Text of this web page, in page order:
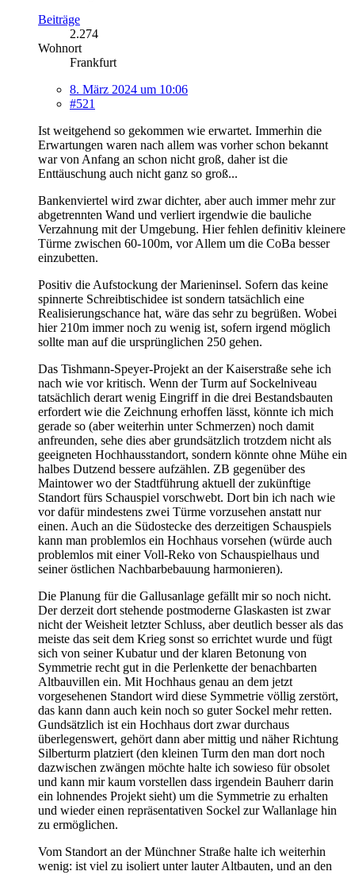
Beiträge
2.274
Wohnort
Frankfurt
8. März 2024 um 10:06
#521
Ist weitgehend so gekommen wie erwartet. Immerhin die
Erwartungen waren nach allem was vorher schon bekannt
war von Anfang an schon nicht groß, daher ist die
Enttäuschung auch nicht ganz so groß...
Bankenviertel wird zwar dichter, aber auch immer mehr zur
abgetrennten Wand und verliert irgendwie die bauliche
Verzahnung mit der Umgebung. Hier fehlen definitiv kleinere
Türme zwischen 60-100m, vor Allem um die CoBa besser
einzubetten.
Positiv die Aufstockung der Marieninsel. Sofern das keine
spinnerte Schreibtischidee ist sondern tatsächlich eine
Realisierungschance hat, wäre das sehr zu begrüßen. Wobei
hier 210m immer noch zu wenig ist, sofern irgend möglich
sollte man auf die ursprünglichen 250 gehen.
Das Tishmann-Speyer-Projekt an der Kaiserstraße sehe ich
nach wie vor kritisch. Wenn der Turm auf Sockelniveau
tatsächlich derart wenig Eingriff in die drei Bestandsbauten
erfordert wie die Zeichnung erhoffen lässt, könnte ich mich
gerade so (aber weiterhin unter Schmerzen) noch damit
anfreunden, sehe dies aber grundsätzlich trotzdem nicht als
geeigneten Hochhausstandort, sondern könnte ohne Mühe ein
halbes Dutzend bessere aufzählen. ZB gegenüber des
Maintower wo der Stadtführung aktuell der zukünftige
Standort fürs Schauspiel vorschwebt. Dort bin ich nach wie
vor dafür mindestens zwei Türme vorzusehen anstatt nur
einen. Auch an die Südostecke des derzeitigen Schauspiels
kann man problemlos ein Hochhaus vorsehen (würde auch
problemlos mit einer Voll-Reko von Schauspielhaus und
seiner östlichen Nachbarbebauung harmonieren).
Die Planung für die Gallusanlage gefällt mir so noch nicht.
Der derzeit dort stehende postmoderne Glaskasten ist zwar
nicht der Weisheit letzter Schluss, aber deutlich besser als das
meiste das seit dem Krieg sonst so errichtet wurde und fügt
sich von seiner Kubatur und der klaren Betonung von
Symmetrie recht gut in die Perlenkette der benachbarten
Altbauvillen ein. Mit Hochhaus genau an dem jetzt
vorgesehenen Standort wird diese Symmetrie völlig zerstört,
das kann dann auch kein noch so guter Sockel mehr retten.
Gundsätzlich ist ein Hochhaus dort zwar durchaus
überlegenswert, gehört dann aber mittig und näher Richtung
Silberturm platziert (den kleinen Turm den man dort noch
dazwischen zwängen möchte halte ich sowieso für obsolet
und kann mir kaum vorstellen dass irgendein Bauherr darin
ein lohnendes Projekt sieht) um die Symmetrie zu erhalten
und wieder einen repräsentativen Sockel zur Wallanlage hin
zu ermöglichen.
Vom Standort an der Münchner Straße halte ich weiterhin
wenig: ist viel zu isoliert unter lauter Altbauten, und an den